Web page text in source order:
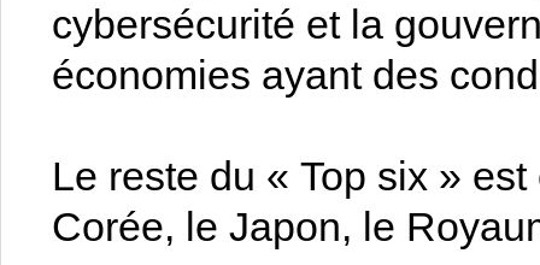
cybersécurité et la
économies ayant des
Le reste du « Top six »
Corée, le Japon, le